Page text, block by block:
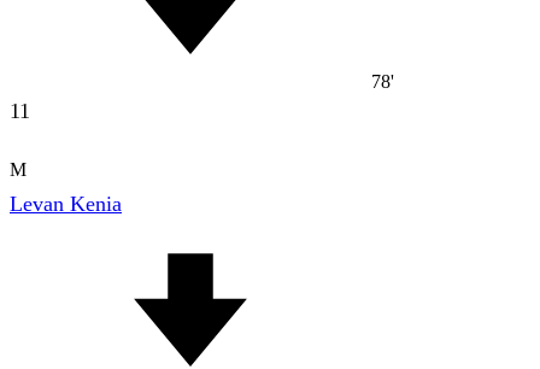
78'
11
M
Levan Kenia